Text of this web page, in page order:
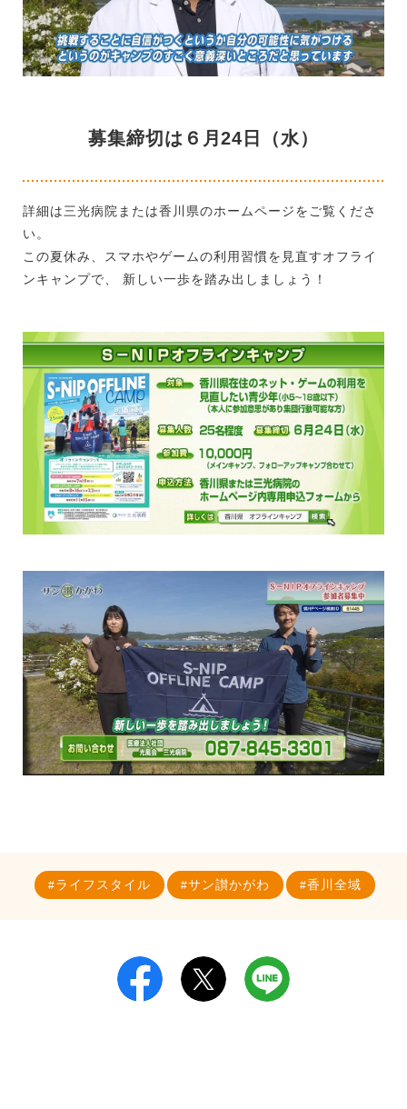
募集締切は６月24日（水）
詳細は三光病院または香川県のホームページをご覧くださ
い。
この夏休み、スマホやゲームの利用習慣を見直すオフライ
ンキャンプで、 新しい一歩を踏み出しましょう！
ライフスタイル サン讃かがわ 香川全域